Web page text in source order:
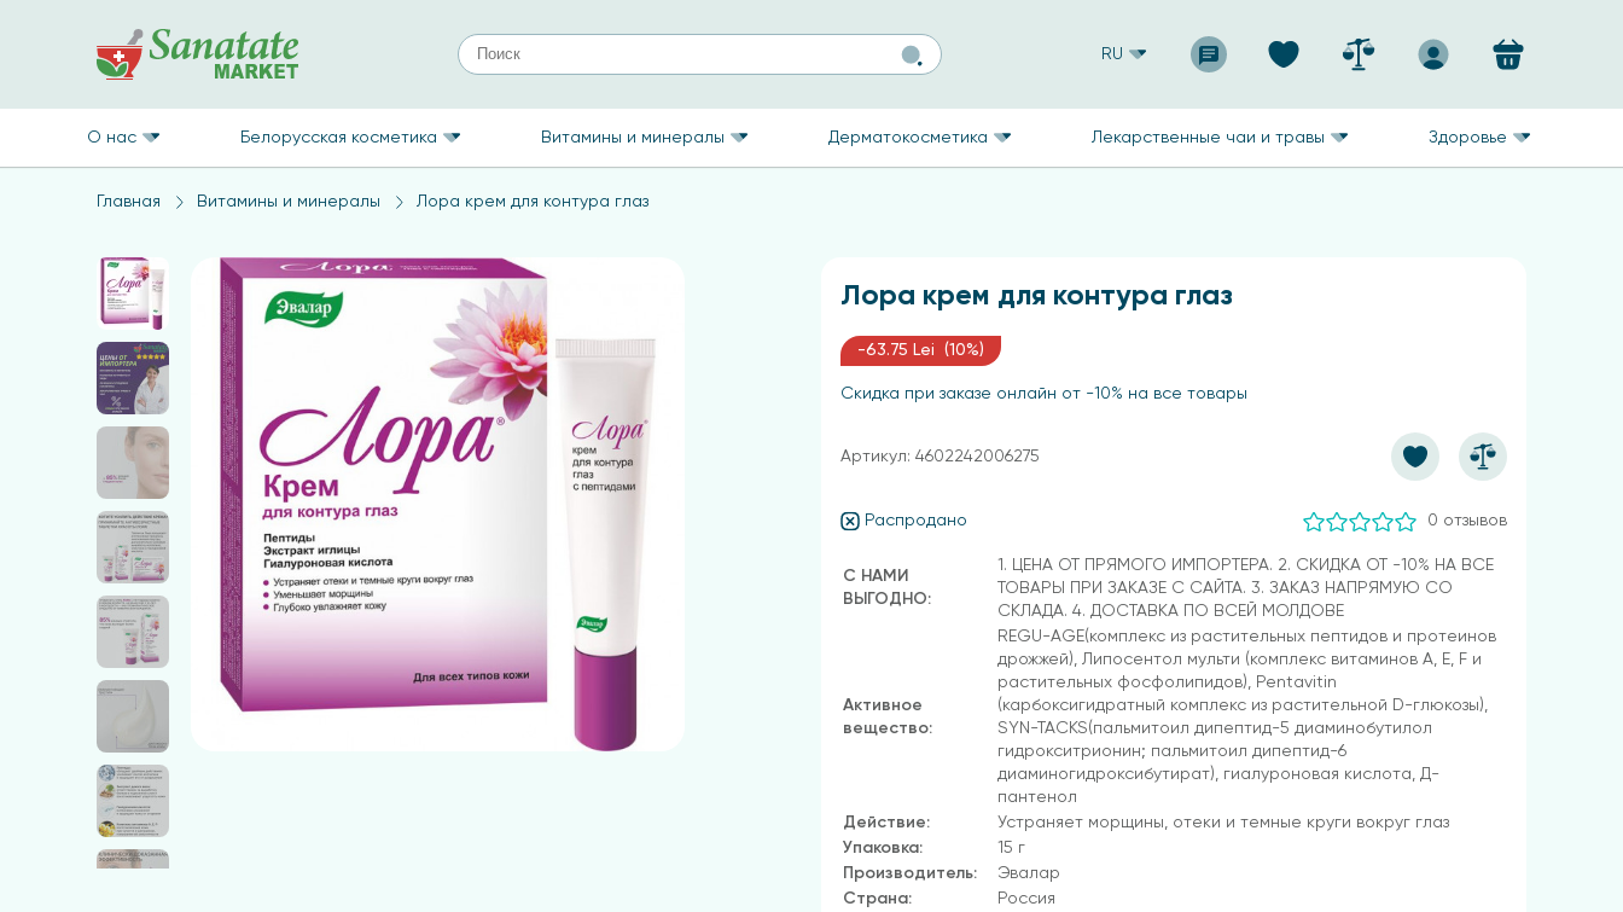
RU
О нас Белорусская косметика Витамины и минералы Дерматокосметика Лекарственные чаи и травы Здоровье
Главная Витамины и минералы Лора крем для контура глаз
Лора крем для контура глаз
-63.75 Lei (10%)
Скидка при заказе онлайн от -10% на все товары
Распродано 0 отзывов
С НАМИ
ВЫГОДНО:
1. ЦЕНА ОТ ПРЯМОГО ИМПОРТЕРА. 2. СКИДКА ОТ -10% НА ВСЕ
ТОВАРЫ ПРИ ЗАКАЗЕ С САЙТА. 3. ЗАКАЗ НАПРЯМУЮ СО
СКЛАДА. 4. ДОСТАВКА ПО ВСЕЙ МОЛДОВЕ
Активное
вещество:
REGU-AGE(комплекс из растительных пептидов и протеинов
дрожжей), Липосентол мульти (комплекс витаминов A, E, F и
растительных фосфолипидов), Pentavitin
(карбоксигидратный комплекс из растительной D-глюкозы),
SYN-TACKS(пальмитоил дипептид-5 диаминобутилол
гидрокситрионин; пальмитоил дипептид-6
диаминогидроксибутират), гиалуроновая кислота, Д-
пантенол
Действие:
Устраняет морщины, отеки и темные круги вокруг глаз
Упаковка:
15 г
Производитель:
Эвалар
Страна:
Россия
Артикул: 4602242006275